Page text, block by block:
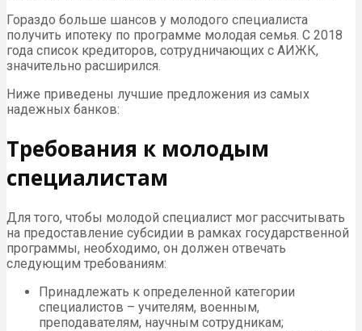
Гораздо больше шансов у молодого специалиста
получить ипотеку по программе молодая семья. С 2018
года список кредиторов, сотрудничающих с АИЖК,
значительно расширился.
Ниже приведены лучшие предложения из самых
надежных банков:
Требования к молодым
специалистам
Для того, чтобы молодой специалист мог рассчитывать
на предоставление субсидии в рамках государственной
программы, необходимо, он должен отвечать
следующим требованиям:
Принадлежать к определенной категории
специалистов – учителям, военным,
преподавателям, научным сотрудникам;